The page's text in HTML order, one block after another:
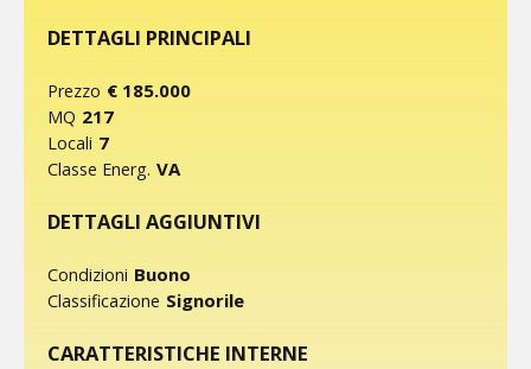
DETTAGLI PRINCIPALI
Prezzo € 185.000
MQ 217
Locali 7
Classe Energ. VA
DETTAGLI AGGIUNTIVI
Condizioni Buono
Classificazione Signorile
CARATTERISTICHE INTERNE